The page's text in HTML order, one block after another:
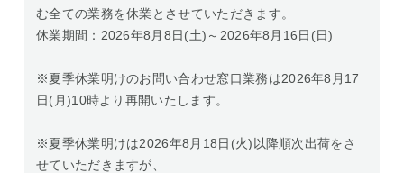
む全ての業務を休業とさせていただきます。
休業期間：2026年8月8日(土)～2026年8月16日(日)
※夏季休業明けのお問い合わせ窓口業務は2026年8月17
日(月)10時より再開いたします。
※夏季休業明けは2026年8月18日(火)以降順次出荷をさ
せていただきますが、